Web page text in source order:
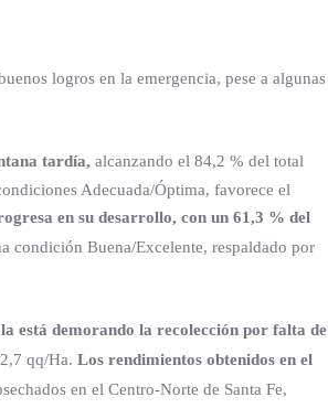
logros en la emergencia, pese a algunas
tardía, alcanzando el 84,2 % del total
Adecuada/Óptima, favorece el
en su desarrollo, con un 61,3 % del
condición Buena/Excelente, respaldado por
está demorando la recolección por falta de
qq/Ha. Los rendimientos obtenidos en el
en el Centro-Norte de Santa Fe,